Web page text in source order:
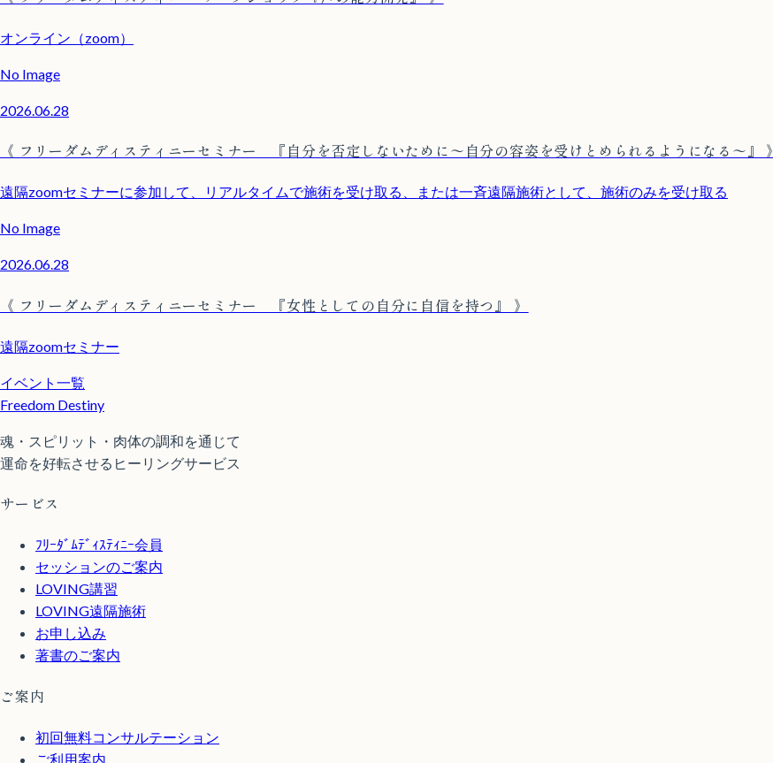
オンライン（zoom）
No Image
2026.06.28
《 フリーダムディスティニーセミナー 『自分を否定しないために〜自分の容姿を受けとめられるようになる〜』 》
遠隔zoomセミナーに参加して、リアルタイムで施術を受け取る、または一斉遠隔施術として、施術のみを受け取る
No Image
2026.06.28
《 フリーダムディスティニーセミナー 『女性としての自分に自信を持つ』 》
遠隔zoomセミナー
イベント一覧
Freedom Destiny
魂・スピリット・肉体の調和を通じて
運命を好転させるヒーリングサービス
サービス
ﾌﾘｰﾀﾞﾑﾃﾞｨｽﾃｨﾆｰ会員
セッションのご案内
LOVING講習
LOVING遠隔施術
お申し込み
著書のご案内
ご案内
初回無料コンサルテーション
ご利用案内